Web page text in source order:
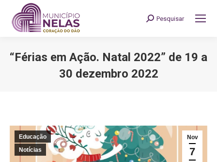
Search:
Pesquisar
“Férias em Ação. Natal 2022” de 19 a
30 dezembro 2022
Nov
7
Educação
Notícias